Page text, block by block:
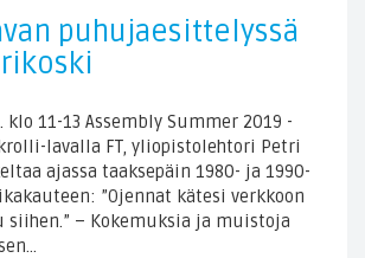
puhujaesittelyssä
klo 11-13 Assembly Summer 2019 -
lavalla FT, yliopistolehtori Petri
ajassa taaksepäin 1980- ja 1990-
”Ojennat kätesi verkkoon
– Kokemuksia ja muistoja